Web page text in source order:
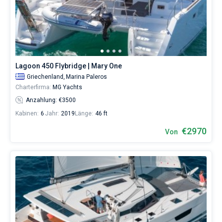
Skipper
wählen,
das
Boot
chartern
und
verwalten.
Im
Sailica-
Katalog
der
Charter-
Angebote
Palairos
2385€
sowohl
für
Lagoon 450 Flybridge | Mary One
Griechenland, Marina Paleros
Charterfirma: MG Yachts
Anzahlung: €3500
Kabinen: 6 Jahr: 2019 Länge: 46 ft
Von €2970
Bareboat
Kapitan
Zeige Ergebnisse(12)